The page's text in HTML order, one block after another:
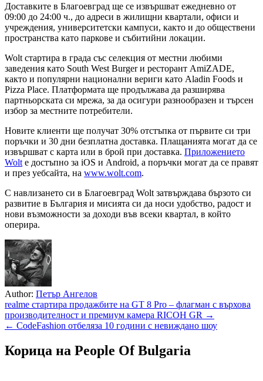
Доставките в Благоевград ще се извършват ежедневно от
09:00 до 24:00 ч., до адреси в жилищни квартали, офиси и
учреждения, университетски кампуси, както и до обществени
пространства като паркове и събитийни локации.
Wolt стартира в града със селекция от местни любими
заведения като South West Burger и ресторант AmiZADE,
както и популярни национални вериги като Aladin Foods и
Pizza Place. Платформата ще продължава да разширява
партньорската си мрежа, за да осигури разнообразен и търсен
избор за местните потребители.
Новите клиенти ще получат 30% отстъпка от първите си три
поръчки и 30 дни безплатна доставка. Плащанията могат да се
извършват с карта или в брой при доставка. Приложението
Wolt е достъпно за iOS и Android, а поръчки могат да се правят
и през уебсайта, на www.wolt.com.
С навлизането си в Благоевград Wolt затвърждава бързото си
развитие в България и мисията си да носи удобство, радост и
нови възможности за доходи във всеки квартал, в който
оперира.
Author: Петър Ангелов
Навигация
realme стартира продажбите на GT 8 Pro – флагман с върхова
производителност и премиум камера RICOH GR →
← CodeFashion отбеляза 10 години с невиждано шоу
Корица на People Of Bulgaria